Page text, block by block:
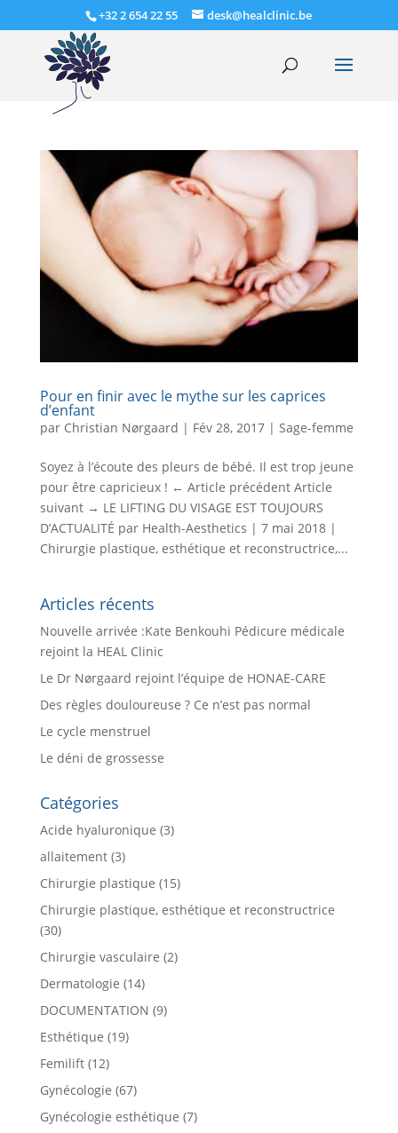
+32 2 654 22 55 desk@healclinic.be
Pour en finir avec le mythe sur les caprices
d’enfant
par Christian Nørgaard | Fév 28, 2017| Sage-femme
Soyez à l’écoute des pleurs de bébé. Il est trop jeune
pour être capricieux ! ← Article précédent Article
suivant → LE LIFTING DU VISAGE EST TOUJOURS
D’ACTUALITÉ par Health-Aesthetics | 7 mai 2018 |
Chirurgie plastique, esthétique et reconstructrice,...
Articles récents
Nouvelle arrivée :Kate Benkouhi Pédicure médicale
rejoint la HEAL Clinic
Le Dr Nørgaard rejoint l’équipe de HONAE-CARE
Des règles douloureuse ? Ce n’est pas normal
Le cycle menstruel
Le déni de grossesse
Catégories
Acide hyaluronique (3)
allaitement(3)
Chirurgie plastique (15)
Chirurgie plastique, esthétique et reconstructrice
(30)
Chirurgie vasculaire (2)
Dermatologie (14)
DOCUMENTATION (9)
Esthétique (19)
Femilift(12)
Gynécologie (67)
Gynécologie esthétique (7)